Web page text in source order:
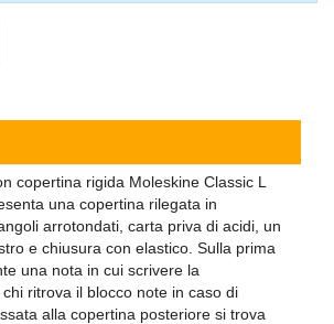
copertina rigida Moleskine Classic L
una copertina rilegata in
arrotondati, carta priva di acidi, un
e chiusura con elastico. Sulla prima
una nota in cui scrivere la
ritrova il blocco note in caso di
alla copertina posteriore si trova